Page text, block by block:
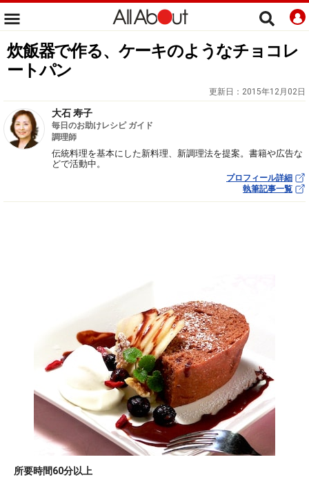
炊飯器で作る、ケーキのようなチョコレ
ートパン
更新日： 2015年12月02日
大石 寿子
毎日のお助けレシピ ガイド
調理師
伝統料理を基本にした新料理、新調理法を提案。書籍や広告な
どで活動中。
プロフィール詳細
執筆記事一覧
所要時間60分以上